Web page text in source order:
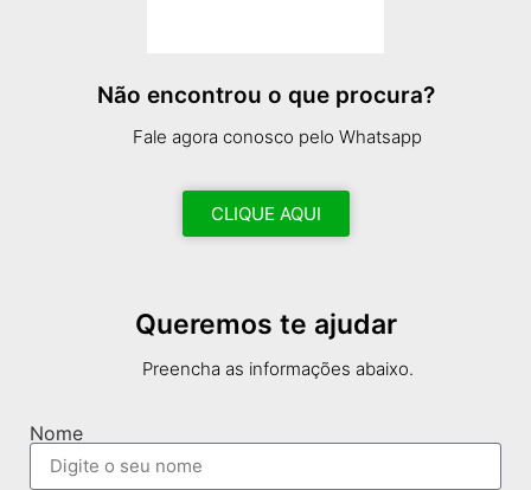
Não encontrou o que procura?
Fale agora conosco pelo Whatsapp
CLIQUE AQUI
Queremos te ajudar
Preencha as informações abaixo.
Nome